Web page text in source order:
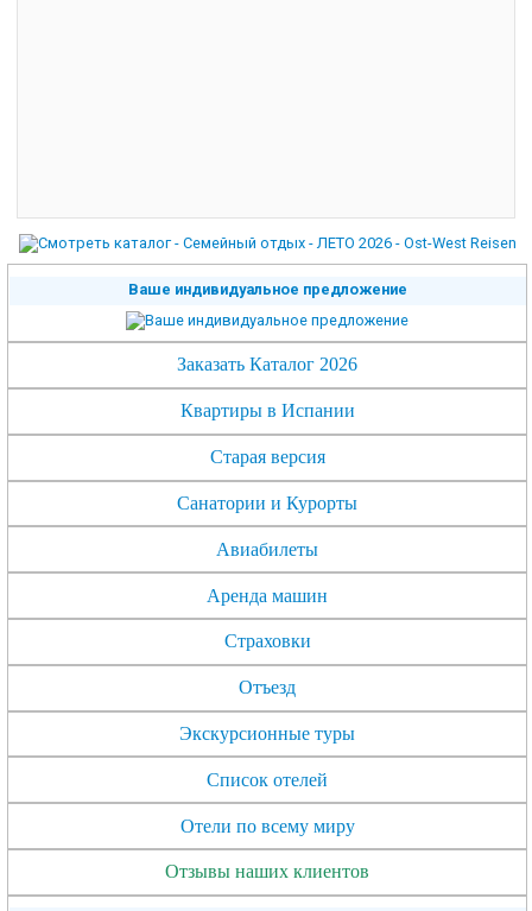
Ваше индивидуальное предложение
Заказать Каталог 2026
Квартиры в Испании
Старая версия
Санатории и Курорты
Авиабилеты
Аренда машин
Страховки
Отъезд
Экскурсионные туры
Список отелей
Отели по всему миру
Отзывы наших клиентов